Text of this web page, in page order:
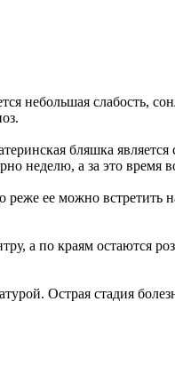
небольшая слабость,
бляшка
неделю, а за это время
ее можно встретить
а по краям остаются
Острая стадия